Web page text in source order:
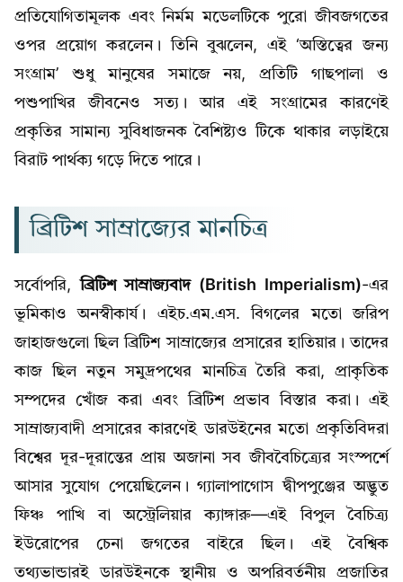
প্রতিযোগিতামূলক এবং নির্মম মডেলটিকে পুরো জীবজগতের
ওপর প্রয়োগ করলেন। তিনি বুঝলেন, এই ‘অস্তিত্বের জন্য
সংগ্রাম’ শুধু মানুষের সমাজে নয়, প্রতিটি গাছপালা ও
পশুপাখির জীবনেও সত্য। আর এই সংগ্রামের কারণেই
প্রকৃতির সামান্য সুবিধাজনক বৈশিষ্ট্যও টিকে থাকার লড়াইয়ে
বিরাট পার্থক্য গড়ে দিতে পারে।
ব্রিটিশ সাম্রাজ্যের মানচিত্র
সর্বোপরি,ব্রিটিশ সাম্রাজ্যবাদ (British Imperialism)-এর
ভূমিকাও অনস্বীকার্য। এইচ.এম.এস. বিগলের মতো জরিপ
জাহাজগুলো ছিল ব্রিটিশ সাম্রাজ্যের প্রসারের হাতিয়ার। তাদের
কাজ ছিল নতুন সমুদ্রপথের মানচিত্র তৈরি করা, প্রাকৃতিক
সম্পদের খোঁজ করা এবং ব্রিটিশ প্রভাব বিস্তার করা। এই
সাম্রাজ্যবাদী প্রসারের কারণেই ডারউইনের মতো প্রকৃতিবিদরা
বিশ্বের দূর-দূরান্তের প্রায় অজানা সব জীববৈচিত্র্যের সংস্পর্শে
আসার সুযোগ পেয়েছিলেন। গ্যালাপাগোস দ্বীপপুঞ্জের অদ্ভুত
ফিঞ্চ পাখি বা অস্ট্রেলিয়ার ক্যাঙ্গারু—এই বিপুল বৈচিত্র্য
ইউরোপের চেনা জগতের বাইরে ছিল। এই বৈশ্বিক
তথ্যভান্ডারই ডারউইনকে স্থানীয় ও অপরিবর্তনীয় প্রজাতির